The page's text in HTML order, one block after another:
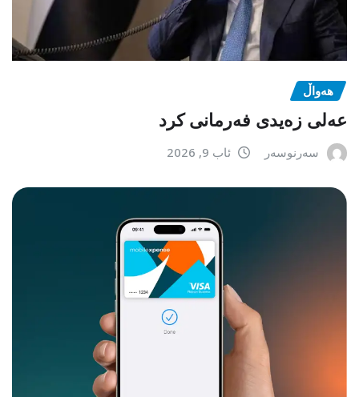
هەواڵ
عەلی زەیدی فەرمانی کرد
سەرنوسەر ئاب 9, 2026